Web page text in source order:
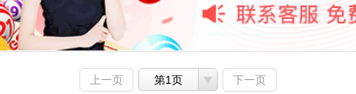
上一页 第1页 下一页